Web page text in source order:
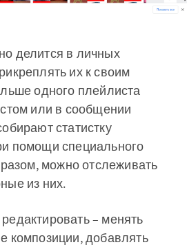
делится в личных
их к своим
одного плейлиста
или в сообщении
статистку
помощи специального
можно отслеживать
из них.
– менять
композиции, добавлять